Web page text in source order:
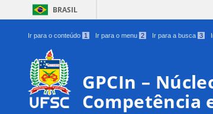
BRASIL
Ir para o conteúdo 1 Ir para o menu 2 Ir para a busca 3
GPCIn –
Competência